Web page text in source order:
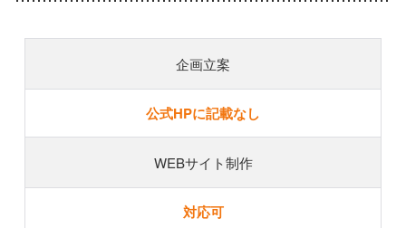
企画立案
公式HPに記載なし
WEBサイト制作
対応可